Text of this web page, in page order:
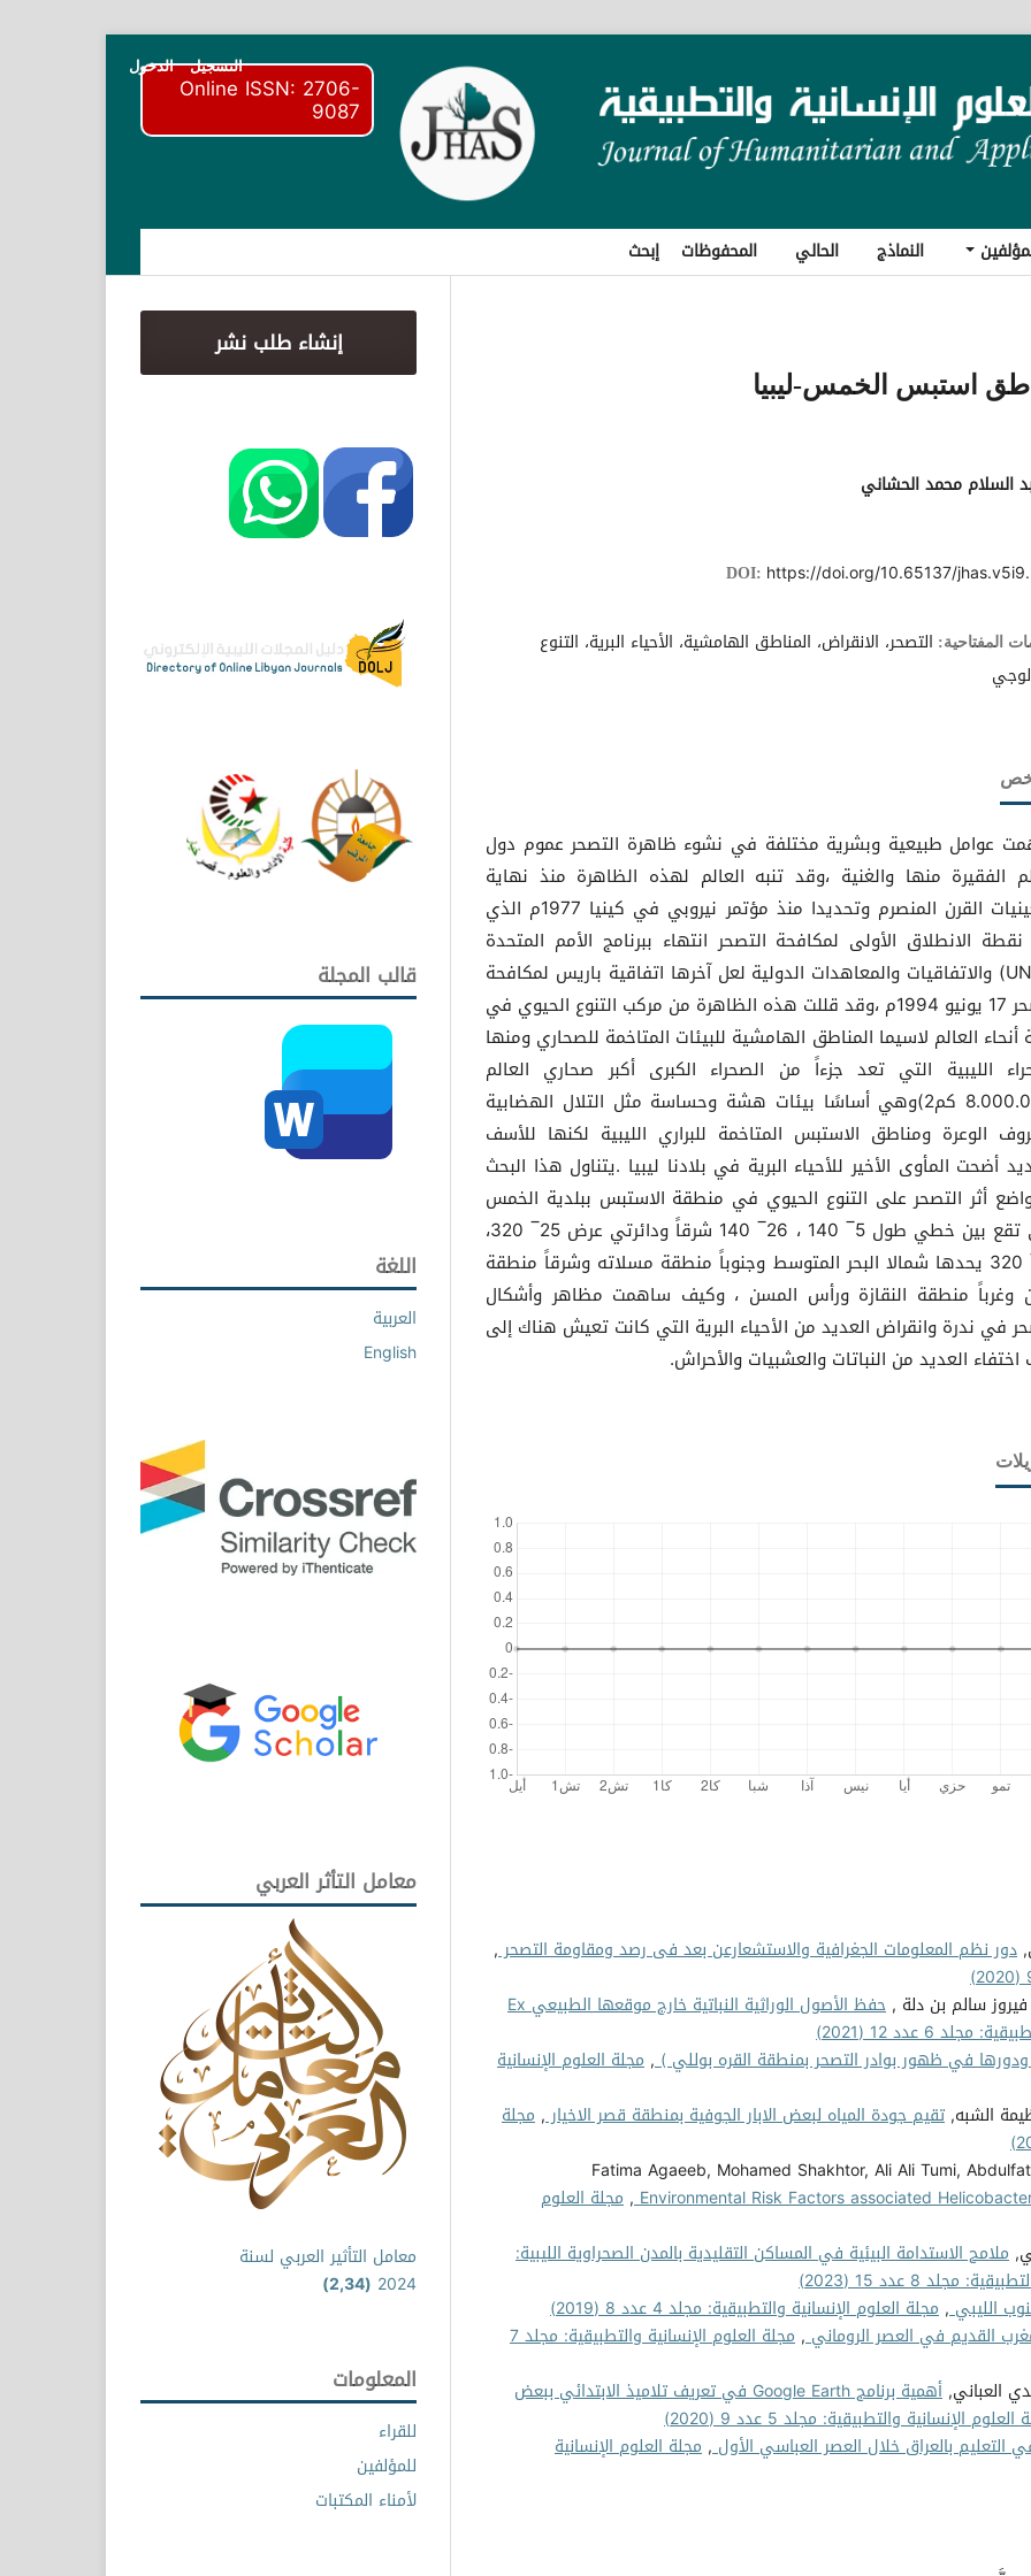
Online ISSN: 2706-
9087
النماذج الحالي المحفوظات إبحث
التسجيل الدخول
استبس الخمس-ليبيا
السلام محمد الحشاني
DOI: https://doi.org/10.65137/
المفتاحية: التصحر، الانقراض، المناطق الهامشية، الأحياء البرية، التنوع
عوامل طبيعية وبشرية مختلفة في نشوء ظاهرة التصحر عموم دول
الفقيرة منها والغنية ،وقد تنبه العالم لهذه الظاهرة منذ نهاية
سبعينيات القرن المنصرم وتحديدا منذ مؤتمر نيروبي في كينيا 1977م الذي
الانطلاق الأولى لمكافحة التصحر انتهاء ببرنامج الأمم المتحدة
(UNEP) والاتفاقيات والمعاهدات الدولية لعل آخرها اتفاقية باريس لمكافحة
التصحر 17 يونيو 1994م ،وقد قللت هذه الظاهرة من مركب التنوع الحيوي في
أنحاء العالم لاسيما المناطق الهامشية للبيئات المتاخمة للصحاري ومنها
الليبية التي تعد جزءاً من الصحراء الكبرى أكبر صحاري العالم
(8.000.000 كم2)وهي أساسًا بيئات هشة وحساسة مثل التلال الهضابية
الوعرة ومناطق الاستبس المتاخمة للبراري الليبية لكنها للأسف
أضحت المأوى الأخير للأحياء البرية في بلادنا ليبيا .يتناول هذا البحث
أثر التصحر على التنوع الحيوي في منطقة الاستبس ببلدية الخمس
التي تقع بين خطي طول 5‾ 140 ، 26‾ 140 شرقاً ودائرتي عرض 25‾ 320،
45‾ 320 يحدها شمالا البحر المتوسط وجنوباً منطقة مسلاته وشرقاً منطقة
وغرباً منطقة النقازة ورأس المسن ، وكيف ساهمت مظاهر وأشكال
في ندرة وانقراض العديد من الأحياء البرية التي كانت تعيش هناك إلى
اختفاء العديد من النباتات والعشبيات والأحراش.
دور نظم المعلومات الجغرافية والاستشعارعن بعد فى رصد ومقاومة التصحر,
سالم بن دلة ,
حفظ الأصول الوراثية النباتية خارج موقعها الطبيعي Ex
6 عدد 12 (2021)
ودورها في ظهور بوادر التصحر بمنطقة القره بوللي ), مجلة العلوم الإنسانية
الشبه, تقيم جودة المياه لبعض الابار الجوفية بمنطقة قصر الاخيار, مجلة
Fatima Agaeeb, Mohamed Shakhtor, Ali Ali Tumi,
Environmental Risk Factors associated
, مجلة العلوم
ملامح الاستدامة البيئية في المساكن التقليدية بالمدن الصحراوية الليبية:
مجلد 8 عدد 15 (2023)
الليبي, مجلة العلوم الإنسانية والتطبيقية: مجلد 4 عدد 8 (2019)
القديم في العصر الروماني,
مجلة العلوم الإنسانية والتطبيقية: مجلد 7
العباني,
أهمية برنامج Google Earth في تعريف تلاميذ الابتدائي ببعض
الإنسانية والتطبيقية: مجلد 5 عدد 9 (2020)
التعليم بالعراق خلال العصر العباسي الأول, مجلة العلوم الإنسانية
إنشاء طلب نشر
قالب المجلة
اللغة
العربية
English
معامل التأثر العربي
معامل التأثير العربي لسنة
2024
(2,34)
المعلومات
للقراء
للمؤلفين
لأمناء المكتبات